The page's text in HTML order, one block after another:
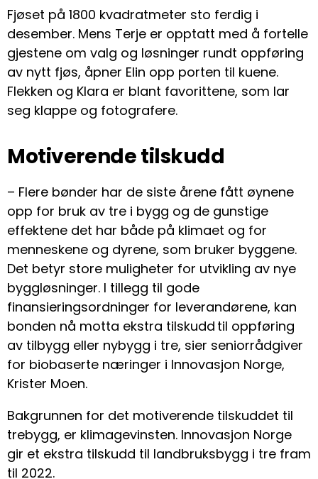
Fjøset på 1800 kvadratmeter sto ferdig i
desember. Mens Terje er opptatt med å fortelle
gjestene om valg og løsninger rundt oppføring
av nytt fjøs, åpner Elin opp porten til kuene.
Flekken og Klara er blant favorittene, som lar
seg klappe og fotografere.
Motiverende tilskudd
– Flere bønder har de siste årene fått øynene
opp for bruk av tre i bygg og de gunstige
effektene det har både på klimaet og for
menneskene og dyrene, som bruker byggene.
Det betyr store muligheter for utvikling av nye
byggløsninger. I tillegg til gode
finansieringsordninger for leverandørene, kan
bonden nå motta ekstra tilskudd til oppføring
av tilbygg eller nybygg i tre, sier seniorrådgiver
for biobaserte næringer i Innovasjon Norge,
Krister Moen.
Bakgrunnen for det motiverende tilskuddet til
trebygg, er klimagevinsten. Innovasjon Norge
gir et ekstra tilskudd til landbruksbygg i tre fram
til 2022.